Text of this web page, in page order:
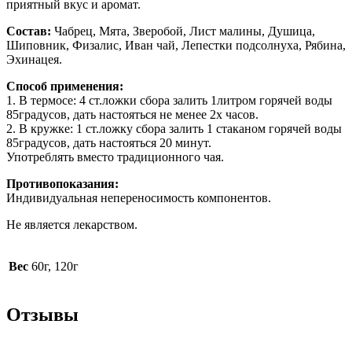
приятный вкус и аромат.
Состав: Чабрец, Мята, Зверобой, Лист малины, Душица,
Шиповник, Физалис, Иван чай, Лепестки подсолнуха, Рябина,
Эхинацея.
Способ применения:
1. В термосе: 4 ст.ложки сбора залить 1литром горячей воды
85градусов, дать настояться не менее 2х часов.
2. В кружке: 1 ст.ложку сбора залить 1 стаканом горячей воды
85градусов, дать настояться 20 минут.
Употреблять вместо традиционного чая.
Противопоказания:
Индивидуальная непереносимость компонентов.
Не является лекарством.
Вес 60г, 120г
Отзывы